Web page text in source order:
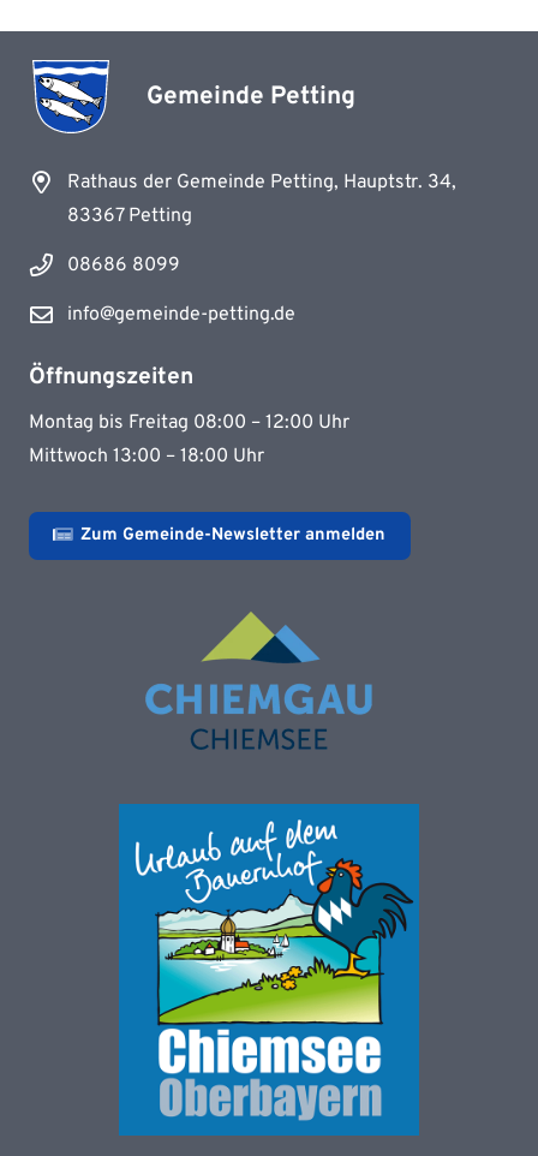
Gemeinde Petting
Rathaus der Gemeinde Petting, Hauptstr. 34,
83367 Petting
08686 8099
info@gemeinde-petting.de
Öffnungszeiten
Montag bis Freitag 08:00 – 12:00 Uhr
Mittwoch 13:00 – 18:00 Uhr
Zum Gemeinde-Newsletter anmelden